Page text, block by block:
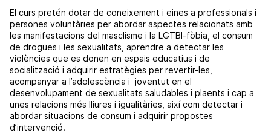
El curs pretén dotar de coneixement i eines a professionals i
persones voluntàries per abordar aspectes relacionats amb
les manifestacions del masclisme i la LGTBI-fòbia, el consum
de drogues i les sexualitats, aprendre a detectar les
violències que es donen en espais educatius i de
socialització i adquirir estratègies per revertir-les,
acompanyar a l’adolescència i joventut en el
desenvolupament de sexualitats saludables i plaents i cap a
unes relacions més lliures i igualitàries, així com detectar i
abordar situacions de consum i adquirir propostes
d’intervenció.